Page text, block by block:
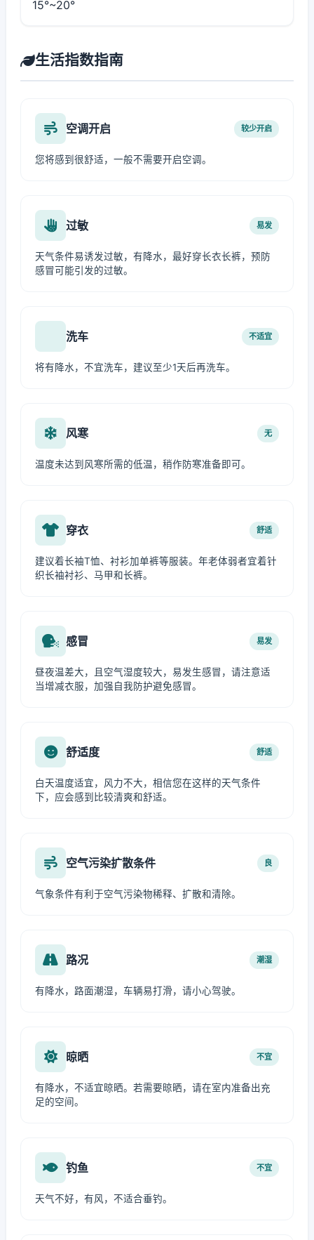
15°~20°
生活指数指南
空调开启 较少开启
您将感到很舒适，一般不需要开启空调。
过敏 易发
天气条件易诱发过敏，有降水，最好穿长衣长裤，预防
感冒可能引发的过敏。
洗车 不适宜
将有降水，不宜洗车，建议至少1天后再洗车。
风寒 无
温度未达到风寒所需的低温，稍作防寒准备即可。
穿衣 舒适
建议着长袖T恤、衬衫加单裤等服装。年老体弱者宜着针
织长袖衬衫、马甲和长裤。
感冒 易发
昼夜温差大，且空气湿度较大，易发生感冒，请注意适
当增减衣服，加强自我防护避免感冒。
舒适度 舒适
白天温度适宜，风力不大，相信您在这样的天气条件
下，应会感到比较清爽和舒适。
空气污染扩散条件 良
气象条件有利于空气污染物稀释、扩散和清除。
路况 潮湿
有降水，路面潮湿，车辆易打滑，请小心驾驶。
晾晒 不宜
有降水，不适宜晾晒。若需要晾晒，请在室内准备出充
足的空间。
钓鱼 不宜
天气不好，有风，不适合垂钓。